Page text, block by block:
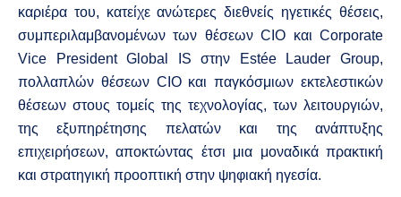
καριέρα του, κατείχε ανώτερες διεθνείς ηγετικές θέσεις,
συμπεριλαμβανομένων των θέσεων CIO και Corporate
Vice President Global IS στην Estée Lauder Group,
πολλαπλών θέσεων CIO και παγκόσμιων εκτελεστικών
θέσεων στους τομείς της τεχνολογίας, των λειτουργιών,
της εξυπηρέτησης πελατών και της ανάπτυξης
επιχειρήσεων, αποκτώντας έτσι μια μοναδικά πρακτική
και στρατηγική προοπτική στην ψηφιακή ηγεσία.